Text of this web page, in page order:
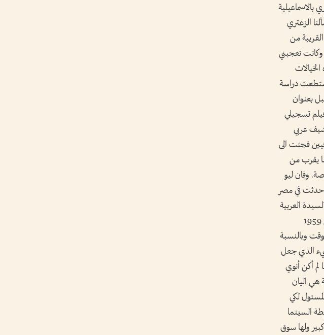
الزعتري
من
وكانت تعجبني
دراسة
بعنوان
تسجيلي
عربي
فجئت الى
يقرب من
وفان ليو
حدثت في مصر
العربية
التي طلبت من فان ليو تصويرها عارية حقيقية وهي لامرأة مصرية طلبت من فان ليو عام 1959
وبالنسبة
الذي جعل
لم أكن أنوي
هي اليان
لكي
السينما
ولها سوق